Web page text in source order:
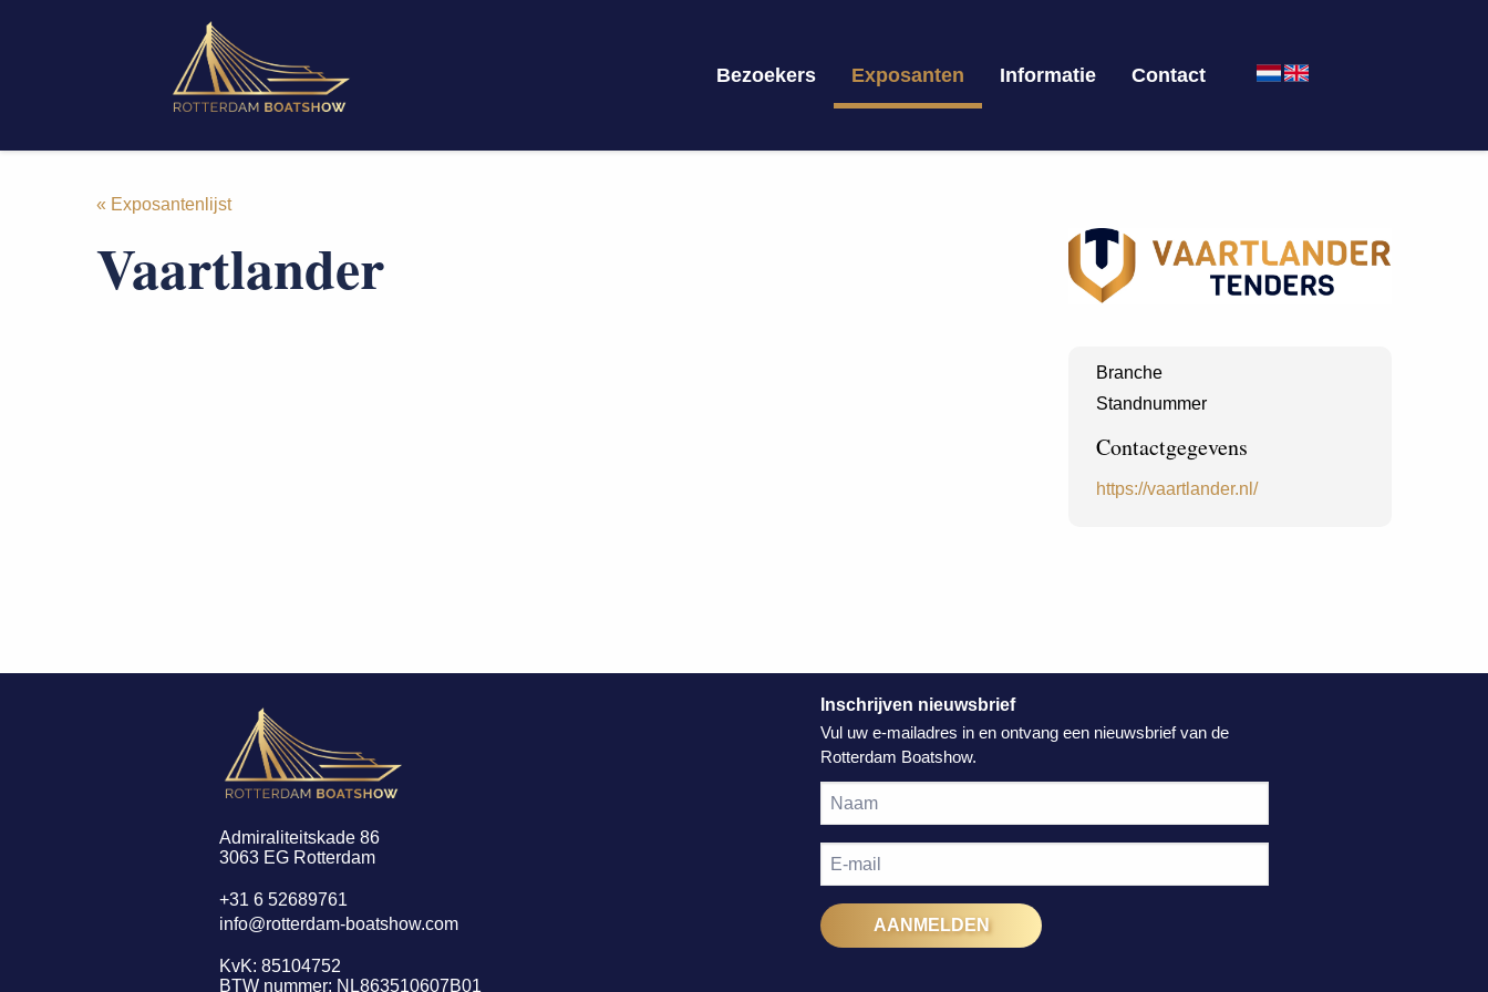
Bezoekers Exposanten Informatie Contact
« Exposantenlijst
Vaartlander
Branche
Standnummer
Contactgegevens
https://vaartlander.nl/
Admiraliteitskade 86
3063 EG Rotterdam
+31 6 52689761
info@rotterdam-boatshow.com
KvK: 85104752
BTW nummer: NL863510607B01
Inschrijven nieuwsbrief
Vul uw e-mailadres in en ontvang een nieuwsbrief van de
Rotterdam Boatshow.